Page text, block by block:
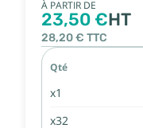
À PARTIR DE
23,50 €HT
28,20 € TTC
Qté
x1
x32